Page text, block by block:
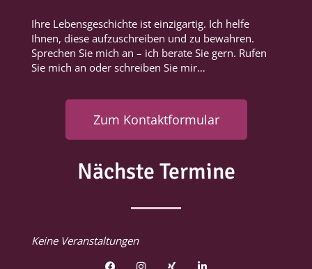
Ihre Lebensgeschichte ist einzigartig. Ich helfe
Ihnen, diese aufzuschreiben und zu bewahren.
Sprechen Sie mich an – ich berate Sie gern. Rufen
Sie mich an oder schreiben Sie mir…
Zum Kontaktformular
Nächste Termine
Keine Veranstaltungen